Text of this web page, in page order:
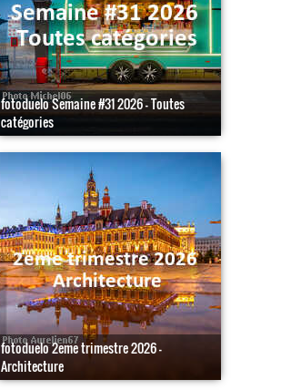
fotoduelo Semaine #31 2026 - Toutes
catégories
fotoduelo 2eme trimestre 2026 -
Architecture